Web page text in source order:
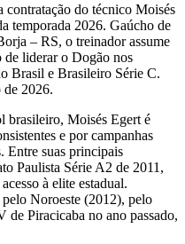
do técnico Moisés
temporada 2026. Gaúcho de
– RS, o treinador assume
liderar o Dogão nos
Brasil e Brasileiro Série C.
de 2026.
brasileiro, Moisés Egert é
e por campanhas
Entre suas principais
Paulista Série A2 de 2011,
à elite estadual.
Noroeste (2012), pelo
Piracicaba no ano passado,